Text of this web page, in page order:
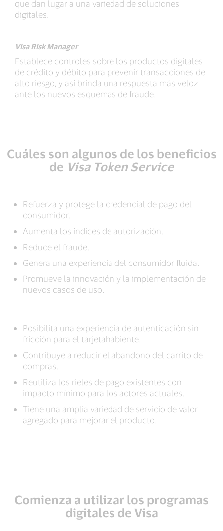
que dan lugar a una variedad de soluciones
digitales.
Visa Risk Manager
Establece controles sobre los productos digitales
de crédito y débito para prevenir transacciones de
alto riesgo, y así brinda una respuesta más veloz
ante los nuevos esquemas de fraude.
Cuáles son algunos de los beneficios
de Visa Token Service
Refuerza y protege la credencial de pago del
consumidor.
Aumenta los índices de autorización.
Reduce el fraude.
Genera una experiencia del consumidor fluida.
Promueve la innovación y la implementación de
nuevos casos de uso.
Posibilita una experiencia de autenticación sin
fricción para el tarjetahabiente.
Contribuye a reducir el abandono del carrito de
compras.
Reutiliza los rieles de pago existentes con
impacto mínimo para los actores actuales.
Tiene una amplia variedad de servicio de valor
agregado para mejorar el producto.
Comienza a utilizar los programas
digitales de Visa